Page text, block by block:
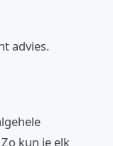
advies.
kun je elk